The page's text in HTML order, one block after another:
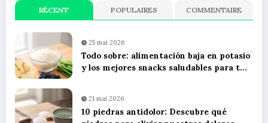
RÉCENT POPULAIRES COMMENTAIRE
25 mai 2026
Todo sobre: alimentación baja en potasio
y los mejores snacks saludables para tu
21 mai 2026
10 piedras antidolor: Descubre qué